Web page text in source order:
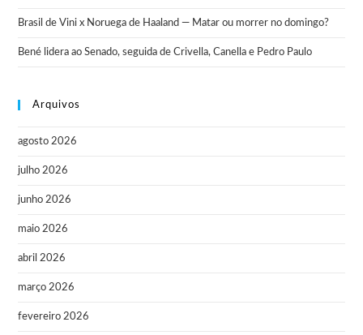
Brasil de Vini x Noruega de Haaland — Matar ou morrer no domingo?
Bené lidera ao Senado, seguida de Crivella, Canella e Pedro Paulo
Arquivos
agosto 2026
julho 2026
junho 2026
maio 2026
abril 2026
março 2026
fevereiro 2026